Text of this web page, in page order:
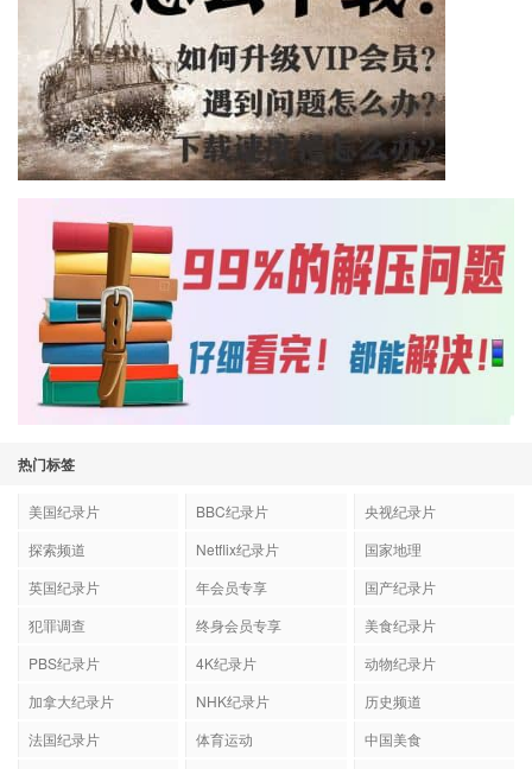
热门标签
美国纪录片 BBC纪录片
央视纪录片
探索频道
Netflix纪录片
国家地理
英国纪录片
年会员专享
国产纪录片
犯罪调查
终身会员专享
美食纪录片
PBS纪录片
4K纪录片
动物纪录片
加拿大纪录片
NHK纪录片
历史频道
法国纪录片
体育运动
中国美食